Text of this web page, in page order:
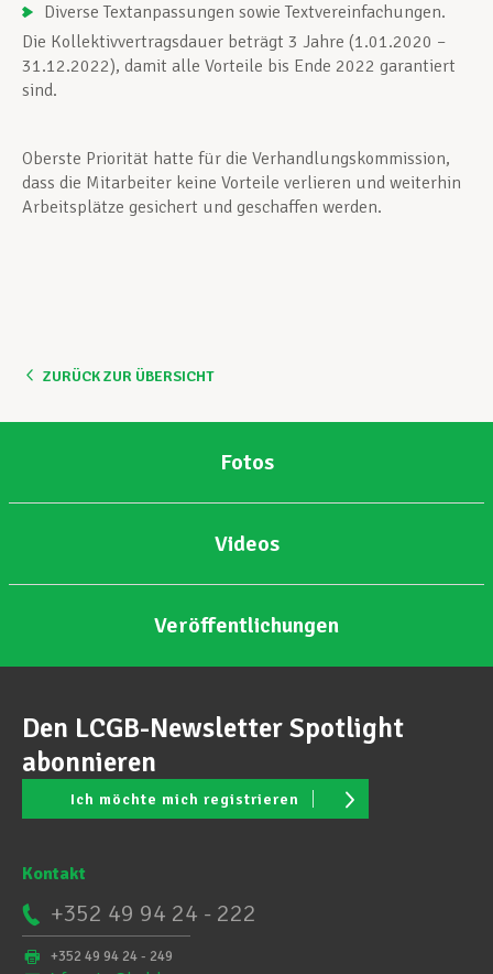
Diverse Textanpassungen sowie Textvereinfachungen.
Die Kollektivvertragsdauer beträgt 3 Jahre (1.01.2020 –
31.12.2022), damit alle Vorteile bis Ende 2022 garantiert
sind.
Oberste Priorität hatte für die Verhandlungskommission,
dass die Mitarbeiter keine Vorteile verlieren und weiterhin
Arbeitsplätze gesichert und geschaffen werden.
ZURÜCK ZUR ÜBERSICHT
Fotos
Videos
Veröffentlichungen
Den LCGB-Newsletter Spotlight
abonnieren
Ich möchte mich registrieren
Kontakt
+352 49 94 24 - 222
+352 49 94 24 - 249